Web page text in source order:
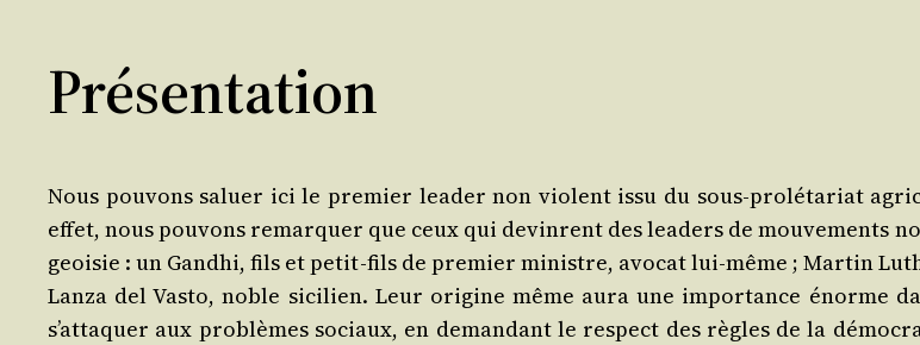
Présentation
Nous pou­vons saluer ici le pre­mier lea­der non violent issu du sous‑prolétariat
effet, nous pou­vons remar­quer que ceux qui devinrent des lea­ders de mou­ve­ments
geoi­sie : un Gand­hi, fils et petit‑fils de pre­mier ministre, avo­cat lui-même ; Mar­tin
Lan­za del Vas­to, noble sici­lien. Leur ori­gine même aura une impor­tance énorme
s’attaquer aux pro­blèmes sociaux, en deman­dant le res­pect des règles de la